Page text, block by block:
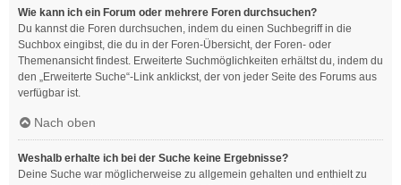
Wie kann ich ein Forum oder mehrere Foren durchsuchen?
Du kannst die Foren durchsuchen, indem du einen Suchbegriff in die
Suchbox eingibst, die du in der Foren-Übersicht, der Foren- oder
Themenansicht findest. Erweiterte Suchmöglichkeiten erhältst du, indem du
den „Erweiterte Suche“-Link anklickst, der von jeder Seite des Forums aus
verfügbar ist.
Nach oben
Weshalb erhalte ich bei der Suche keine Ergebnisse?
Deine Suche war möglicherweise zu allgemein gehalten und enthielt zu